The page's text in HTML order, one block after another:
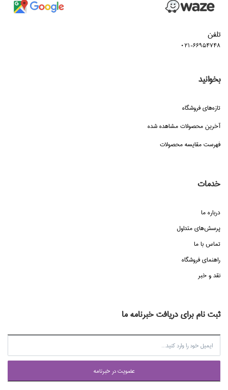
تلفن
021-66954748
بخوانید
تازه‌هاي فروشگاه
آخرین محصولات مشاهده شده
فهرست مقایسه محصولات
خدمات
درباره ما
پرسش‌هاي متداول
تماس با ما
راهنماي فروشگاه
نقد و خبر
ثبت نام برای دریافت خبرنامه ما
عضويت در خبرنامه